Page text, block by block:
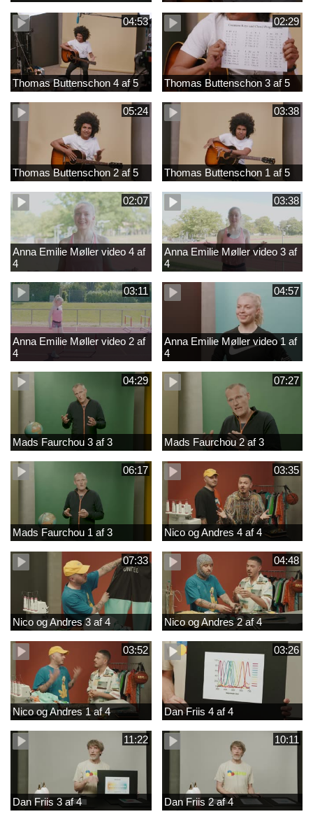
04:53
Thomas Buttenschon 4 af 5
02:29
Thomas Buttenschon 3 af 5
05:24
Thomas Buttenschon 2 af 5
03:38
Thomas Buttenschon 1 af 5
02:07
Anna Emilie Møller video 4 af
4
03:38
Anna Emilie Møller video 3 af
4
03:11
Anna Emilie Møller video 2 af
4
04:57
Anna Emilie Møller video 1 af
4
04:29
Mads Faurchou 3 af 3
07:27
Mads Faurchou 2 af 3
06:17
Mads Faurchou 1 af 3
03:35
Nico og Andres 4 af 4
07:33
Nico og Andres 3 af 4
04:48
Nico og Andres 2 af 4
03:52
Nico og Andres 1 af 4
03:26
Dan Friis 4 af 4
11:22
Dan Friis 3 af 4
10:11
Dan Friis 2 af 4